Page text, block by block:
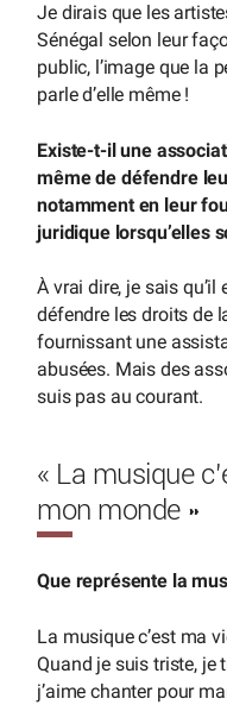
Je dirais que les
Sénégal selon leur
public, l’image que la
parle d’elle même !
Existe-t-il une
même de défendre
notamment en leur
juridique lorsqu’elles
À vrai dire, je sais
défendre les droits de
fournissant une
abusées. Mais des
suis pas au courant.
« La musique
mon monde »
Que représente la
La musique c’est ma
Quand je suis triste, je
j’aime chanter pour